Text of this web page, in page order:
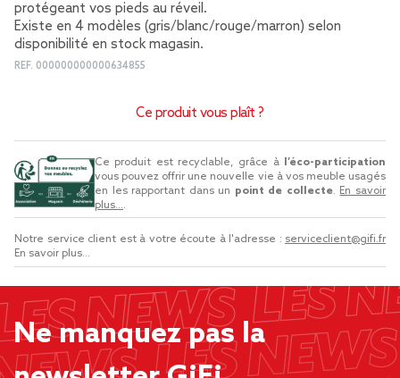
protégeant vos pieds au réveil.
Existe en 4 modèles (gris/blanc/rouge/marron) selon
disponibilité en stock magasin.
REF. 000000000000634855
Ce produit vous plaît ?
Ce produit est recyclable, grâce à
l’éco-participation
vous pouvez offrir une nouvelle vie à vos meuble usagés
en les rapportant dans un point de collecte. En savoir
plus....
Notre service client est à votre écoute à l'adresse : serviceclient@gifi.fr
En savoir plus...
Ne manquez pas la